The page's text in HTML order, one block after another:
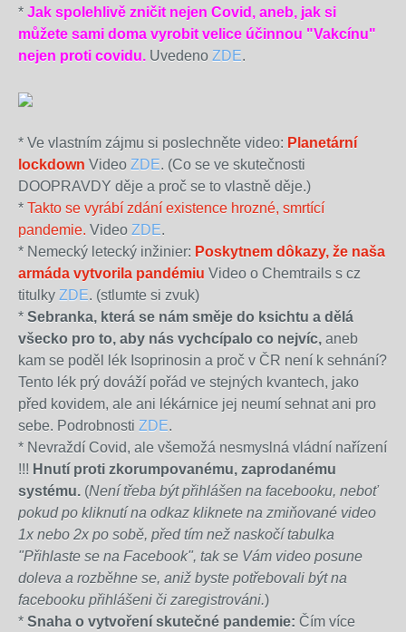
* Jak spolehlivě zničit nejen Covid, aneb, jak si
můžete sami doma vyrobit velice účinnou "Vakcínu"
nejen proti covidu. Uvedeno ZDE.
* Ve vlastním zájmu si poslechněte video: Planetární
lockdown Video ZDE. (Co se ve skutečnosti
DOOPRAVDY děje a proč se to vlastně děje.)
* Takto se vyrábí zdání existence hrozné, smrtící
pandemie. Video ZDE.
* Nemecký letecký inžinier: Poskytnem dôkazy, že naša
armáda vytvorila pandémiu Video o Chemtrails s cz
titulky ZDE. (stlumte si zvuk)
* Sebranka, která se nám směje do ksichtu a dělá
všecko pro to, aby nás vychcípalo co nejvíc, aneb
kam se poděl lék Isoprinosin a proč v ČR není k sehnání?
Tento lék prý dováží pořád ve stejných kvantech, jako
před kovidem, ale ani lékárnice jej neumí sehnat ani pro
sebe. Podrobnosti ZDE.
* Nevraždí Covid, ale všemožá nesmyslná vládní nařízení
!!! Hnutí proti zkorumpovanému, zaprodanému
systému. (Není třeba být přihlášen na facebooku, neboť
pokud po kliknutí na odkaz kliknete na zmiňované video
1x nebo 2x po sobě, před tím než naskočí tabulka
"Přihlaste se na Facebook", tak se Vám video posune
doleva a rozběhne se, aniž byste potřebovali být na
facebooku přihlášeni či zaregistrováni.)
* Snaha o vytvoření skutečné pandemie: Čím více